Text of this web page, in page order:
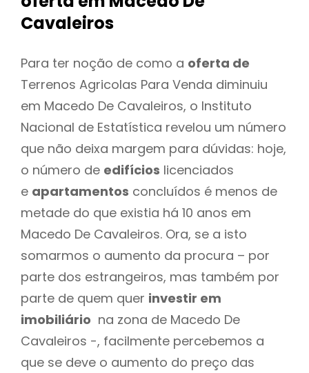
Cavaleiros
Para ter noção de como a oferta de
Terrenos Agricolas Para Venda diminuiu
em Macedo De Cavaleiros, o Instituto
Nacional de Estatística revelou um número
que não deixa margem para dúvidas: hoje,
o número de edifícios licenciados
e apartamentos concluídos é menos de
metade do que existia há 10 anos em
Macedo De Cavaleiros. Ora, se a isto
somarmos o aumento da procura – por
parte dos estrangeiros, mas também por
parte de quem quer investir em
imobiliário na zona de Macedo De
Cavaleiros -, facilmente percebemos a
que se deve o aumento do preço das